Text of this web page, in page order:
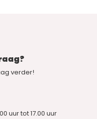
verder!
uur tot 17.00 uur